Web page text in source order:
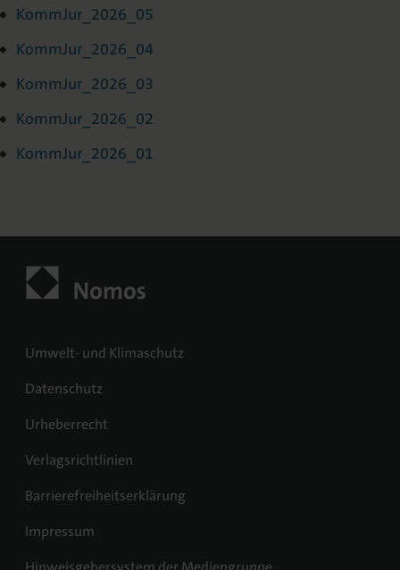
KommJur_2026_05
KommJur_2026_04
KommJur_2026_03
KommJur_2026_02
KommJur_2026_01
Umwelt- und Klimaschutz
Datenschutz
Urheberrecht
Verlagsrichtlinien
Barrierefreiheitserklärung
Impressum